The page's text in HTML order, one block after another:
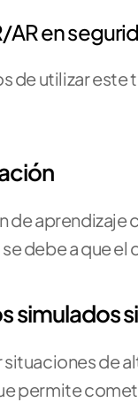
en
de utilizar
aprendizaje
debe a que
simulados
de
permite